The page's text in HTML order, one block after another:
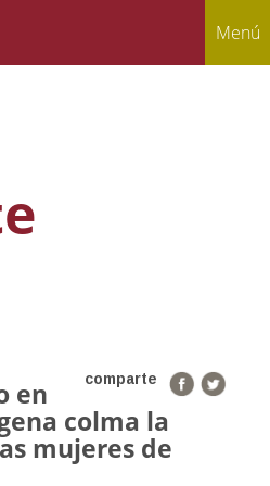
Menú
comparte
en
colma la
mujeres de